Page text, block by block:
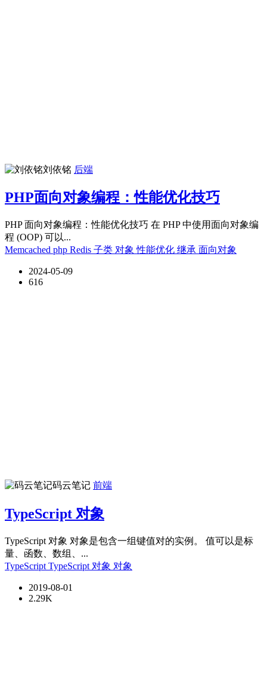
刘依铭 后端
PHP面向对象编程：性能优化技巧
PHP 面向对象编程：性能优化技巧 在 PHP 中使用面向对象编
程 (OOP) 可以...
Memcached php Redis 子类 对象 性能优化 继承 面向对象
2024-05-09
616
码云笔记 前端
TypeScript 对象
TypeScript 对象 对象是包含一组键值对的实例。 值可以是标
量、函数、数组、...
TypeScript TypeScript 对象 对象
2019-08-01
2.29K